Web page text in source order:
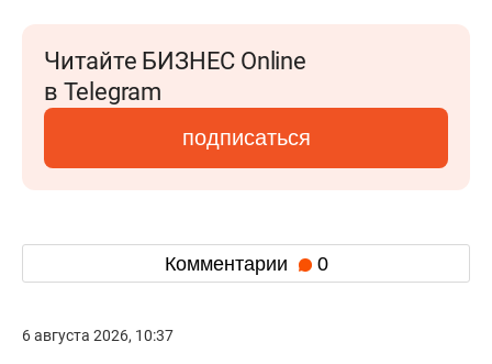
Читайте БИЗНЕС Online
в Telegram
подписаться
Комментарии 0
6 августа 2026, 10:37